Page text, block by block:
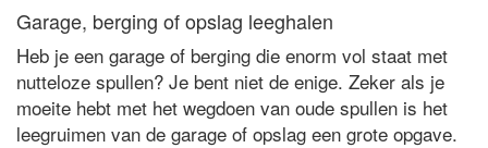
Garage, berging of opslag leeghalen
Heb je een garage of berging die enorm vol staat met
nutteloze spullen? Je bent niet de enige. Zeker als je
moeite hebt met het wegdoen van oude spullen is het
leegruimen van de garage of opslag een grote opgave.